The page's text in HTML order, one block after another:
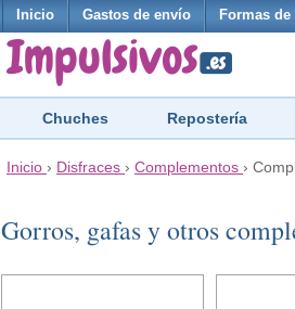
Inicio Gastos de envío Formas de
Chuches Repostería
Inicio › Disfraces › Complementos ›
Gorros, gafas y otros